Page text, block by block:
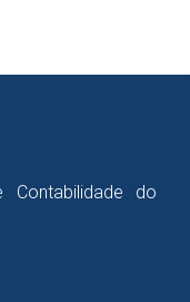
Contabilidade do